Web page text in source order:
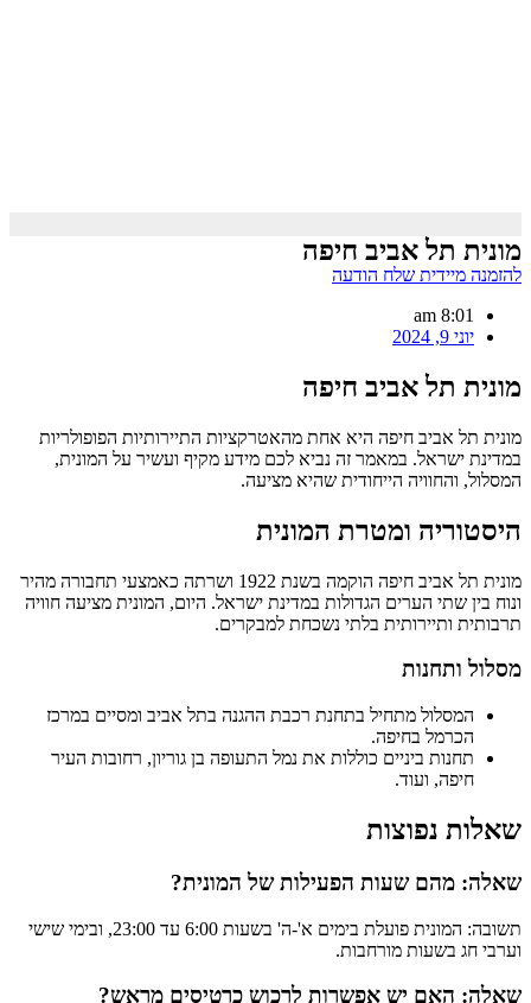
מונית תל אביב חיפה
להזמנה מיידית שלח הודעה
8:01 am
יוני 9, 2024
מונית תל אביב חיפה
מונית תל אביב חיפה היא אחת מהאטרקציות התיירותיות הפופולריות
במדינת ישראל. במאמר זה נביא לכם מידע מקיף ועשיר על המונית,
המסלול, והחוויה הייחודית שהיא מציעה.
היסטוריה ומטרת המונית
מונית תל אביב חיפה הוקמה בשנת 1922 ושרתה כאמצעי תחבורה מהיר
ונוח בין שתי הערים הגדולות במדינת ישראל. היום, המונית מציעה חוויה
תרבותית ותיירותית בלתי נשכחת למבקרים.
מסלול ותחנות
המסלול מתחיל בתחנת רכבת ההגנה בתל אביב ומסיים במרכז
הכרמל בחיפה.
תחנות ביניים כוללות את נמל התעופה בן גוריון, רחובות העיר
חיפה, ועוד.
שאלות נפוצות
שאלה: מהם שעות הפעילות של המונית?
תשובה: המונית פועלת בימים א'-ה' בשעות 6:00 עד 23:00, ובימי שישי
וערבי חג בשעות מורחבות.
שאלה: האם יש אפשרות לרכוש כרטיסים מראש?